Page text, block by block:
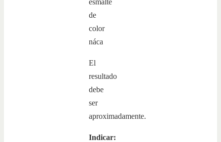
El
resultado
debe
ser
aproximadamente.
Indicar: